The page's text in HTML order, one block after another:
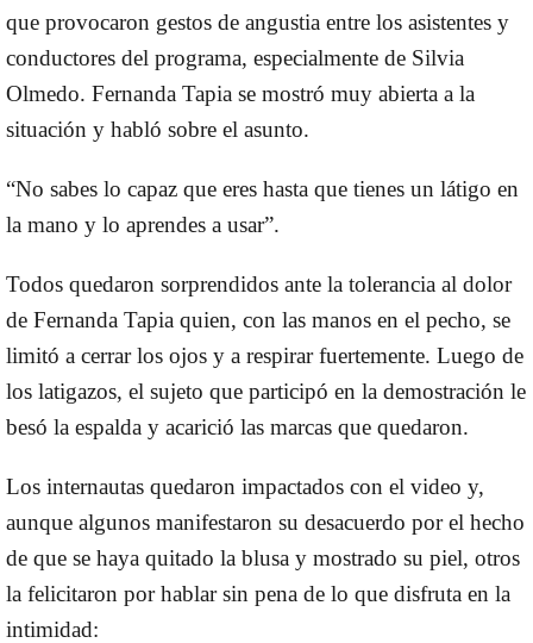
que provocaron gestos de angustia entre los asistentes y
conductores del programa, especialmente de Silvia
Olmedo. Fernanda Tapia se mostró muy abierta a la
situación y habló sobre el asunto.
“No sabes lo capaz que eres hasta que tienes un látigo en
la mano y lo aprendes a usar”.
Todos quedaron sorprendidos ante la tolerancia al dolor
de Fernanda Tapia quien, con las manos en el pecho, se
limitó a cerrar los ojos y a respirar fuertemente. Luego de
los latigazos, el sujeto que participó en la demostración le
besó la espalda y acarició las marcas que quedaron.
Los internautas quedaron impactados con el video y,
aunque algunos manifestaron su desacuerdo por el hecho
de que se haya quitado la blusa y mostrado su piel, otros
la felicitaron por hablar sin pena de lo que disfruta en la
intimidad: